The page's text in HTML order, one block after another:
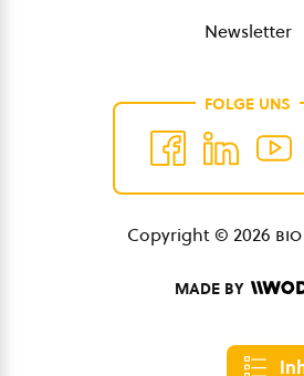
Newsletter
FOLGE UNS
Copyright © 2026
MADE BY